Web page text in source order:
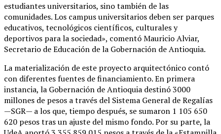
estudiantes universitarios, sino también de las
comunidades. Los campus universitarios deben ser parques
educativos, tecnológicos científicos, culturales y
deportivos para la sociedad», comentó Mauricio Alviar,
Secretario de Educación de la Gobernación de Antioquia.
La materialización de este proyecto arquitectónico contó
con diferentes fuentes de financiamiento. En primera
instancia, la Gobernación de Antioquia destinó 3000
millones de pesos a través del Sistema General de Regalías
—SGR— a los que, tiempo después, se sumaron 1 105 650
620 pesos tras un ajuste del mismo fondo. Por su parte, la